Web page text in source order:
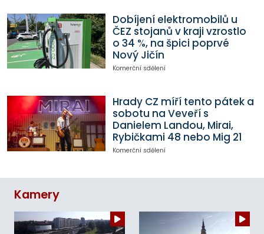
Dobíjení elektromobilů u
ČEZ stojanů v kraji vzrostlo
o 34 %, na špici poprvé
Nový Jičín
Komerční sdělení
Hrady CZ míří tento pátek a
sobotu na Veveří s
Danielem Landou, Mirai,
Rybičkami 48 nebo Mig 21
Komerční sdělení
Kamery